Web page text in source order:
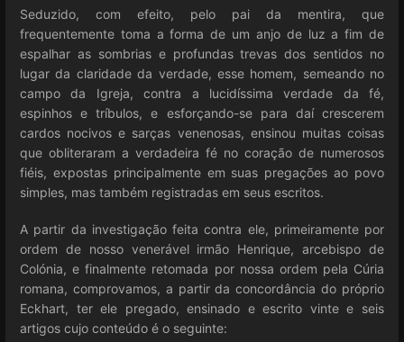
Seduzido, com efeito, pelo pai da mentira, que
frequentemente toma a forma de um anjo de luz a fim de
espalhar as sombrias e profundas trevas dos sentidos no
lugar da claridade da verdade, esse homem, semeando no
campo da Igreja, contra a lucidíssima verdade da fé,
espinhos e tríbulos, e esforçando-se para daí crescerem
cardos nocivos e sarças venenosas, ensinou muitas coisas
que obliteraram a verdadeira fé no coração de numerosos
fiéis, expostas principalmente em suas pregações ao povo
simples, mas também registradas em seus escritos.
A partir da investigação feita contra ele, primeiramente por
ordem de nosso venerável irmão Henrique, arcebispo de
Colónia, e finalmente retomada por nossa ordem pela Cúria
romana, comprovamos, a partir da concordância do próprio
Eckhart, ter ele pregado, ensinado e escrito vinte e seis
artigos cujo conteúdo é o seguinte: